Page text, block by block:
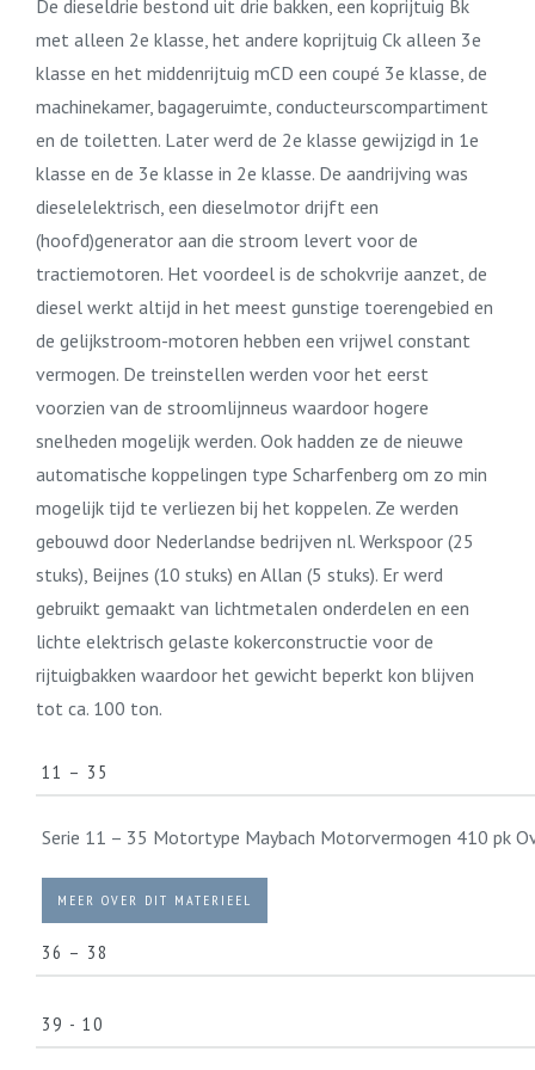
De dieseldrie bestond uit drie bakken, een koprijtuig Bk
met alleen 2e klasse, het andere koprijtuig Ck alleen 3e
klasse en het middenrijtuig mCD een coupé 3e klasse, de
machinekamer, bagageruimte, conducteurscompartiment
en de toiletten. Later werd de 2e klasse gewijzigd in 1e
klasse en de 3e klasse in 2e klasse. De aandrijving was
dieselelektrisch, een dieselmotor drijft een
(hoofd)generator aan die stroom levert voor de
tractiemotoren. Het voordeel is de schokvrije aanzet, de
diesel werkt altijd in het meest gunstige toerengebied en
de gelijkstroom-motoren hebben een vrijwel constant
vermogen. De treinstellen werden voor het eerst
voorzien van de stroomlijnneus waardoor hogere
snelheden mogelijk werden. Ook hadden ze de nieuwe
automatische koppelingen type Scharfenberg om zo min
mogelijk tijd te verliezen bij het koppelen. Ze werden
gebouwd door Nederlandse bedrijven nl. Werkspoor (25
stuks), Beijnes (10 stuks) en Allan (5 stuks). Er werd
gebruikt gemaakt van lichtmetalen onderdelen en een
lichte elektrisch gelaste kokerconstructie voor de
rijtuigbakken waardoor het gewicht beperkt kon blijven
tot ca. 100 ton.
11 – 35
Serie 11 – 35 Motortype Maybach Motorvermogen 410 pk
MEER OVER DIT MATERIEEL
36 – 38
Serie 36 – 38 Motortype Ganz Motorvermogen 375 pk
39 - 10